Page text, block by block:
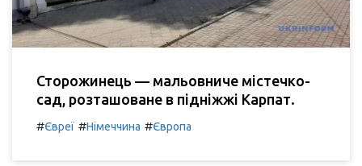
Сторожинець — мальовниче містечко-
сад, розташоване в підніжжі Карпат.
#Євреї #Німеччина #Європа